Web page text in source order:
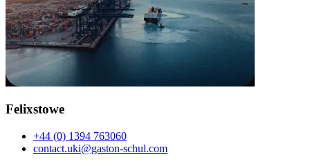
Felixstowe
+44 (0) 1394 763060
contact.uki@gaston-schul.com